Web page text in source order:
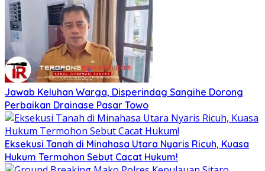
Jawab Keluhan Warga, Disperindag Sangihe Dorong
Perbaikan Drainase Pasar Towo
Eksekusi Tanah di Minahasa Utara Nyaris Ricuh, Kuasa
Hukum Termohon Sebut Cacat Hukum!